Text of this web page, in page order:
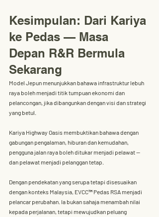
Kesimpulan: Dari Kariya
ke Pedas — Masa
Depan R&R Bermula
Sekarang
Model Jepun menunjukkan bahawa infrastruktur lebuh
raya boleh menjadi titik tumpuan ekonomi dan
pelancongan, jika dibangunkan dengan visi dan strategi
yang betul.
Kariya Highway Oasis membuktikan bahawa dengan
gabungan pengalaman, hiburan dan kemudahan,
pengguna jalan raya boleh ditukar menjadi pelawat —
dan pelawat menjadi pelanggan tetap.
Dengan pendekatan yang serupa tetapi disesuaikan
dengan konteks Malaysia, EVCC™ Pedas RSA menjadi
pelancar perubahan. Ia bukan sahaja menambah nilai
kepada perjalanan, tetapi mewujudkan peluang